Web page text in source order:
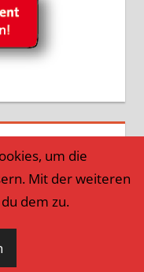
um die
Mit der weiteren
dem zu.